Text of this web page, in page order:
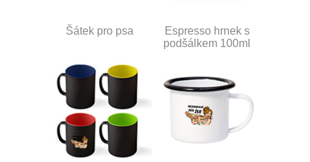
Šátek pro psa
Espresso hrnek s
podšálkem 100ml